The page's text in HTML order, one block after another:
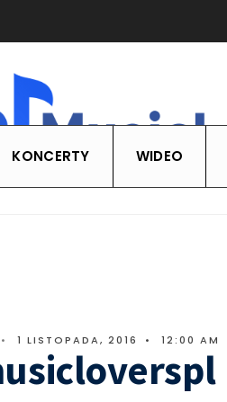
KONCERTY WIDEO
• 1 LISTOPADA, 2016 • 12:00 AM